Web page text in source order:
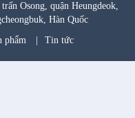
Osong, quận Heungdeok,
Hàn Quốc
phẩm Tin tức